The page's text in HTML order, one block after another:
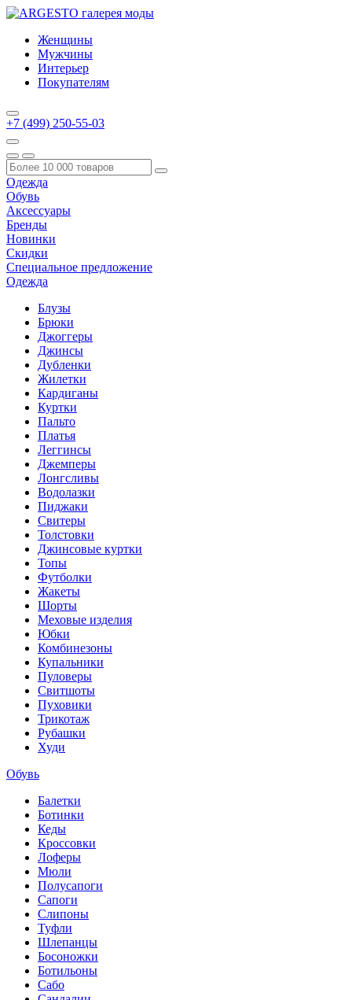
Женщины
Мужчины
Интерьер
Покупателям
+7 (499) 250-55-03
Одежда
Обувь
Аксессуары
Бренды
Новинки
Скидки
Специальное предложение
Одежда
Блузы
Брюки
Джоггеры
Джинсы
Дубленки
Жилетки
Кардиганы
Куртки
Пальто
Платья
Леггинсы
Джемперы
Лонгсливы
Водолазки
Пиджаки
Свитеры
Толстовки
Джинсовые куртки
Топы
Футболки
Жакеты
Шорты
Меховые изделия
Юбки
Комбинезоны
Купальники
Пуловеры
Свитшоты
Пуховики
Трикотаж
Рубашки
Худи
Обувь
Балетки
Ботинки
Кеды
Кроссовки
Лоферы
Мюли
Полусапоги
Сапоги
Слипоны
Туфли
Шлепанцы
Босоножки
Ботильоны
Сабо